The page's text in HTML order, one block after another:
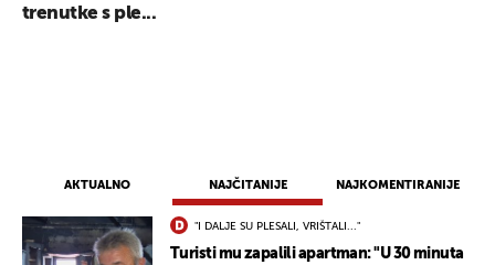
AKTUALNO NAJČITANIJE NAJKOMENTIRANIJE
"I DALJE SU PLESALI, VRIŠTALI..."
Turisti mu zapalili apartman: "U 30 minuta
trenutke s ple...